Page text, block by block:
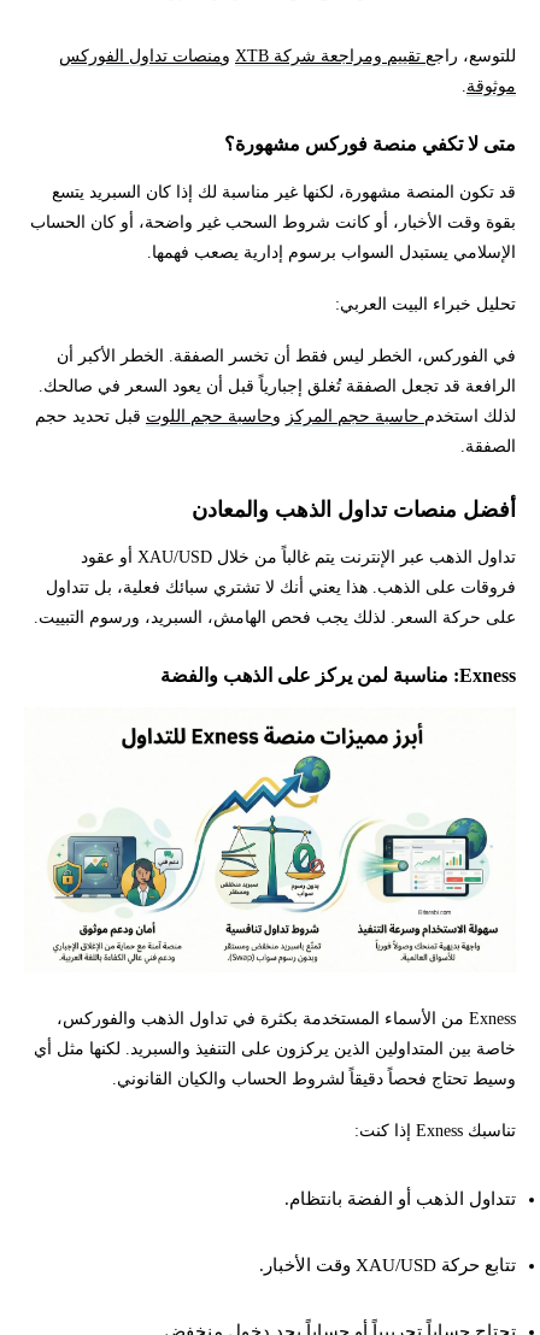
للتوسع، راجع تقييم ومراجعة شركة XTB ومنصات تداول الفوركس
موثوقة
متى لا تكفي منصة فوركس مشهورة؟
قد تكون المنصة مشهورة، لكنها غير مناسبة لك إذا كان السبريد يتسع
بقوة وقت الأخبار، أو كانت شروط السحب غير واضحة، أو كان الحساب
الإسلامي يستبدل السواب برسوم إدارية يصعب فهمها.
تحليل خبراء البيت العربي:
في الفوركس، الخطر ليس فقط أن تخسر الصفقة. الخطر الأكبر أن
الرافعة قد تجعل الصفقة تُغلق إجبارياً قبل أن يعود السعر في صالحك.
لذلك استخدم حاسبة حجم المركز وحاسبة حجم اللوت قبل تحديد حجم
الصفقة.
أفضل منصات تداول الذهب والمعادن
تداول الذهب عبر الإنترنت يتم غالباً من خلال XAU/USD أو عقود
فروقات على الذهب. هذا يعني أنك لا تشتري سبائك فعلية، بل تتداول
على حركة السعر. لذلك يجب فحص الهامش، السبريد، ورسوم التبييت.
Exness: مناسبة لمن يركز على الذهب والفضة
Exness من الأسماء المستخدمة بكثرة في تداول الذهب والفوركس،
خاصة بين المتداولين الذين يركزون على التنفيذ والسبريد. لكنها مثل أي
وسيط تحتاج فحصاً دقيقاً لشروط الحساب والكيان القانوني.
تناسبك Exness إذا كنت:
تتداول الذهب أو الفضة بانتظام.
تتابع حركة XAU/USD وقت الأخبار.
تحتاج حساباً تجريبياً أو حساباً بحد دخول منخفض.